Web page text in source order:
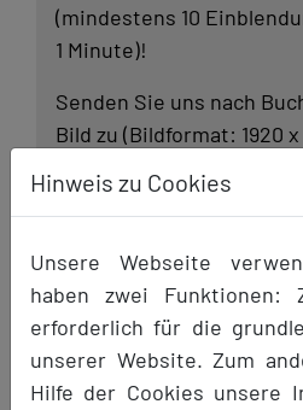
(mindes­tens 10
1 Minute)!
Senden Sie uns nach
Bild zu (Bildformat: 1920 x
Preis
pro Tag:
Hinweis zu Cookies
Unsere Webseite
haben zwei
erforderlich für die
unserer Website. Zum
Hilfe der Cookies unsere